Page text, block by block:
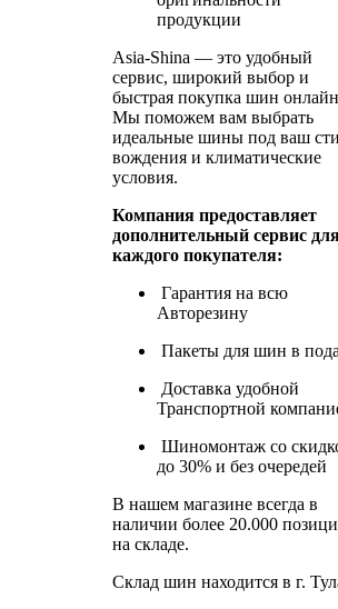
продукции
Asia-Shina — это удобный
сервис, широкий выбор и
быстрая покупка шин
Мы поможем вам выбрать
идеальные шины под ваш
вождения и климатические
условия.
Компания предоставляет
дополнительный сервис
каждого покупателя:
Гарантия на всю
Авторезину
Пакеты для шин в
Доставка удобной
Транспортной
Шиномонтаж со
до 30% и без очередей
В нашем магазине всегда в
наличии более 20.000
на складе.
Склад шин находится в г.